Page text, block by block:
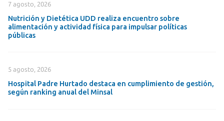
7 agosto, 2026
Nutrición y Dietética UDD realiza encuentro sobre
alimentación y actividad física para impulsar políticas
públicas
5 agosto, 2026
Hospital Padre Hurtado destaca en cumplimiento de gestión,
según ranking anual del Minsal